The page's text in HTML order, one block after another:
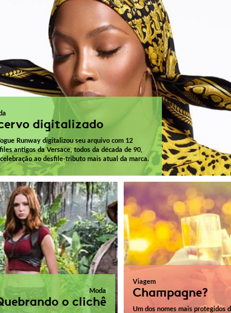
digitalizado
Runway digitalizou seu arquivo com 12
antigos da Versace, todos da década de 90,
ao desfile-tributo mais atual da marca.
Moda
o clichê
Viagem
Champagne?
Um dos nomes mais protegidos